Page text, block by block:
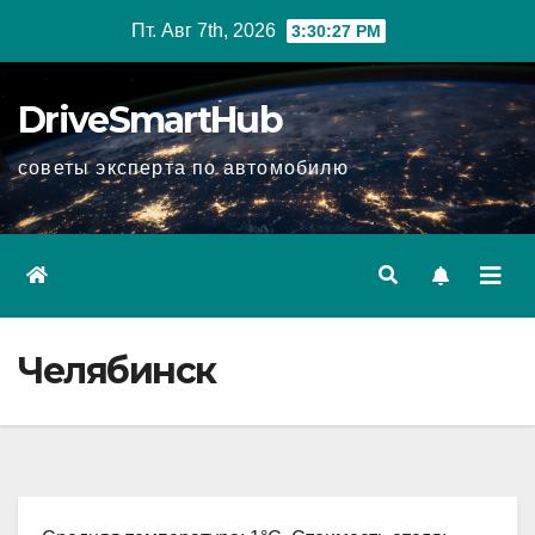
Пт. Авг 7th, 2026 3:30:28 PM
DriveSmartHub
советы эксперта по автомобилю
Челябинск